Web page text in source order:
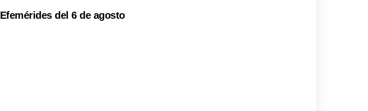
Efemérides del 6 de agosto